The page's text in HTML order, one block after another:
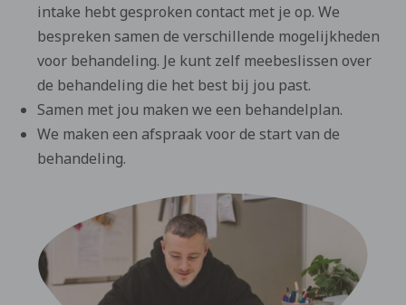
intake hebt gesproken contact met je op. We
bespreken samen de verschillende mogelijkheden
voor behandeling. Je kunt zelf meebeslissen over
de behandeling die het best bij jou past.
Samen met jou maken we een behandelplan.
We maken een afspraak voor de start van de
behandeling.